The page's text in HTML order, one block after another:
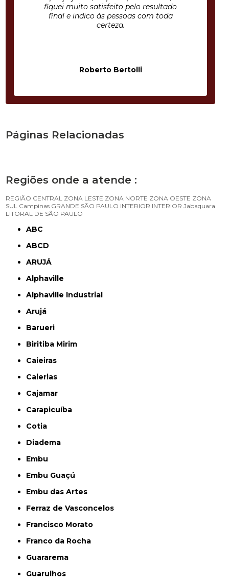
fiquei muito satisfeito pelo resultado
final e indico às pessoas com toda
certeza.
Roberto Bertolli
Páginas Relacionadas
Regiões onde a atende :
REGIÃO CENTRAL ZONA LESTE ZONA NORTE ZONA OESTE ZONA
SUL Campinas GRANDE SÃO PAULO INTERIOR INTERIOR Jabaquara
LITORAL DE SÃO PAULO
ABC
ABCD
ARUJÁ
Alphaville
Alphaville Industrial
Arujá
Barueri
Biritiba Mirim
Caieiras
Caierias
Cajamar
Carapicuíba
Cotia
Diadema
Embu
Embu Guaçú
Embu das Artes
Ferraz de Vasconcelos
Francisco Morato
Franco da Rocha
Guararema
Guarulhos